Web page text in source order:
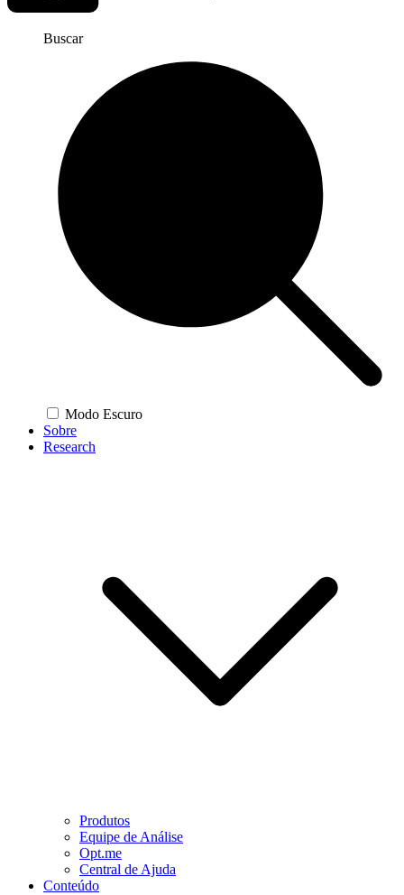
Buscar
Modo Escuro
Sobre
Research
Produtos
Equipe de Análise
Opt.me
Central de Ajuda
Conteúdo